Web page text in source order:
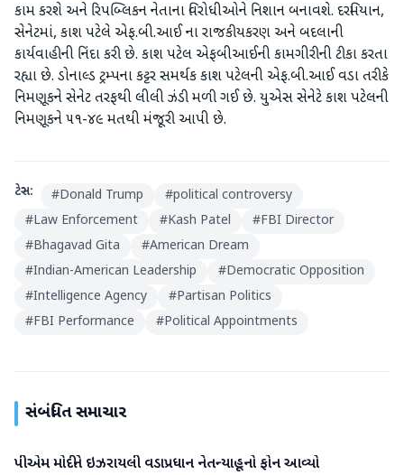
કામ કરશે અને રિપબ્લિકન નેતાના વિરોધીઓને નિશાન બનાવશે. દરમિયાન,
સેનેટમાં, કાશ પટેલે એફ.બી.આઈ ના રાજકીયકરણ અને બદલાની
કાર્યવાહીની નિંદા કરી છે. કાશ પટેલ એફબીઆઈની કામગીરીની ટીકા કરતા
રહ્યા છે. ડોનાલ્ડ ટ્રમ્પના કટ્ટર સમર્થક કાશ પટેલની એફ.બી.આઈ વડા તરીકે
નિમણૂકને સેનેટ તરફથી લીલી ઝંડી મળી ગઈ છે. યુએસ સેનેટે કાશ પટેલની
નિમણૂકને ૫૧-૪૯ મતથી મંજૂરી આપી છે.
ટેગ્સ: #Donald Trump #political controversy
#Law Enforcement #Kash Patel #FBI Director
#Bhagavad Gita #American Dream
#Indian-American Leadership #Democratic Opposition
#Intelligence Agency #Partisan Politics
#FBI Performance #Political Appointments
સંબંધિત સમાચાર
આંતરરાષ્ટ્રીય
પીએમ મોદીને ઇઝરાયલી વડાપ્રધાન નેતન્યાહૂનો ફોન આવ્યો